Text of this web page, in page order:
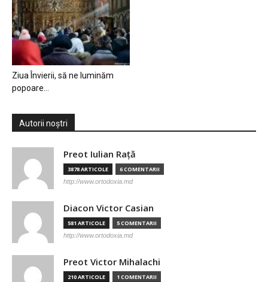
Ziua Învierii, să ne luminăm
popoare…
Autorii noștri
Preot Iulian Raţă
3878 ARTICOLE 6 COMENTARII
http://www.ortodoxia.md
Diacon Victor Casian
581 ARTICOLE 5 COMENTARII
http://www.ortodoxia.md
Preot Victor Mihalachi
210 ARTICOLE 1 COMENTARII